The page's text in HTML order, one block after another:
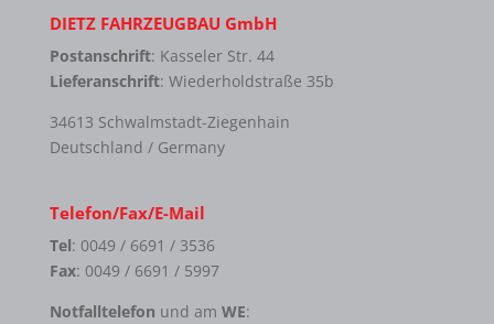
DIETZ FAHRZEUGBAU GmbH
Postanschrift: Kasseler Str. 44
Lieferanschrift: Wiederholdstraße 35b
34613 Schwalmstadt-Ziegenhain
Deutschland / Germany
Telefon/Fax/E-Mail
Tel: 0049 / 6691 / 3536
Fax: 0049 / 6691 / 5997
Notfalltelefon und am WE: